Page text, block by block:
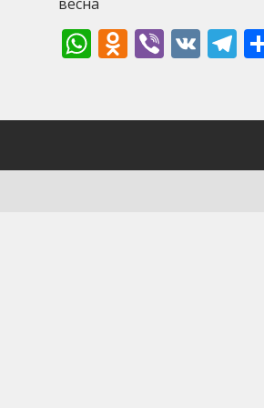
весна
WhatsApp
Viber
VK